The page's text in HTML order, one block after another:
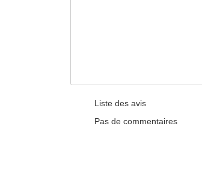
Liste des avis
Pas de commentaires